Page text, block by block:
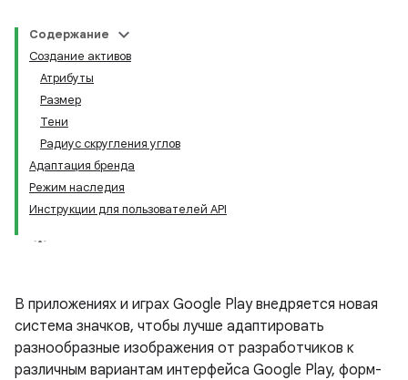
Содержание
Создание активов
Атрибуты
Размер
Тени
Радиус скругления углов
Адаптация бренда
Режим наследия
Инструкции для пользователей API
В приложениях и играх Google Play внедряется новая
система значков, чтобы лучше адаптировать
разнообразные изображения от разработчиков к
различным вариантам интерфейса Google Play, форм-